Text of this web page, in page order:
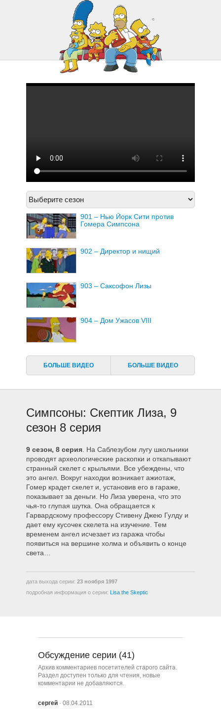
925 – Прирожденные целоваться
901 – Нью Йорк Сити против
Гомера Симпсона
902 – Директор и нищий
903 – Саксофон Лизы
904 – Дом Ужасов VIII
907 – Две Миссис
Нахасапимапителон
908 – Скептик Лиза
909 – Реальность Кусается
910 – Чудо на Вечно Зеленом
Бульваре
914 – Автобус
915 – Последнее искушение
БОЛЬШЕ ВИДЕО БОЛЬШЕ ВИДЕО
Симпсоны: Скептик Лиза, 9
сезон 8 серия
9 сезон, 8 серия . На Саблезубом лугу школьники
проводят археологические раскопки и откапывают
странный скелет с крыльями. Все убеждены, что
это ангел. Вокруг находки возникает ажиотаж,
Гомер крадет скелет и, установив его в гараже,
показывает за деньги. Но Лиза уверена, что это
чья-то глупая шутка. Она обращается к
Гарвардскому профессору Стивену Джею Гулду и
дает ему кусочек скелета на изучение. Тем
временем ангел исчезает из гаража чтобы
появиться на вершине холма и объявить о конце
света…
дата выхода серии: 23 ноября 1997
подробная информация о серии: Lisa the Skeptic
Обсуждение серии (41)
Архив комментариев посетителей старого сайта.
Раздел доступен только для чтения, новые
комментарии не добавляются.
сергей · 08.04.2011